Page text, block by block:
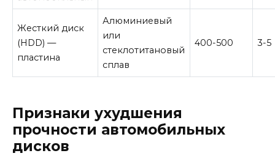
Жесткий диск
(HDD) —
пластина
Алюминиевый
или
стеклотитановый
сплав
400-500 3-5
Признаки ухудшения
прочности автомобильных
дисков